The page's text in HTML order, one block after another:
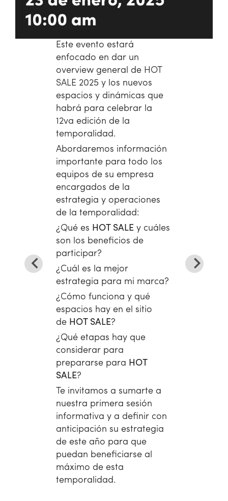
Este evento estará
enfocado en dar un
overview general de HOT
SALE 2025 y los nuevos
espacios y dinámicas que
habrá para celebrar la
12va edición de la
temporalidad.
Abordaremos información
importante para todo los
equipos de su empresa
encargados de la
estrategia y operaciones
de la temporalidad:
¿Qué es HOT SALE y cuáles
son los beneficios de
participar?
¿Cuál es la mejor
estrategia para mi marca?
¿Cómo funciona y qué
espacios hay en el sitio
de HOT SALE?
¿Qué etapas hay que
considerar para
prepararse para HOT
SALE?
Te invitamos a sumarte a
nuestra primera sesión
informativa y a definir con
anticipación su estrategia
de este año para que
puedan beneficiarse al
máximo de esta
temporalidad.